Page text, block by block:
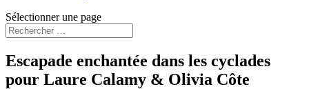
Sélectionner une page
Escapade enchantée dans les cyclades
pour Laure Calamy & Olivia Côte